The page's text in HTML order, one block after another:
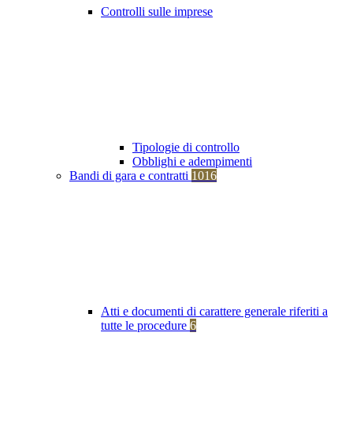
Controlli sulle imprese
Tipologie di controllo
Obblighi e adempimenti
Bandi di gara e contratti 1016
Atti e documenti di carattere generale riferiti a
tutte le procedure 6